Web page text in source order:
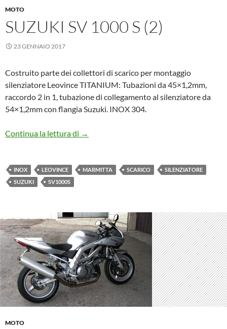
MOTO
SUZUKI SV 1000 S (2)
23 GENNAIO 2017
Costruito parte dei collettori di scarico per montaggio
silenziatore Leovince TITANIUM: Tubazioni da 45×1,2mm,
raccordo 2 in 1, tubazione di collegamento al silenziatore da
54×1,2mm con flangia Suzuki. INOX 304.
Continua la lettura di Suzuki SV 1000 S (2)
→
INOX LEOVINCE MARMITTA SCARICO
SILENZIATORE
SUZUKI
SV1000S
MOTO